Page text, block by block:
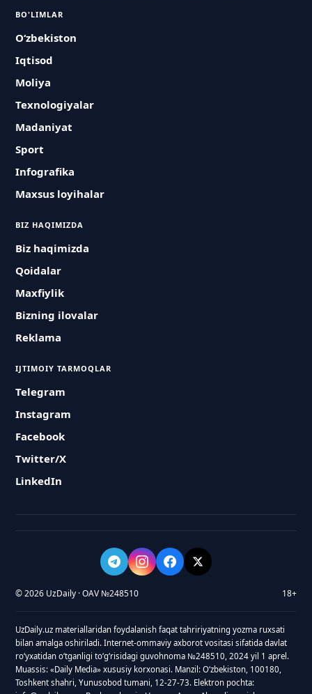
BO'LIMLAR
O‘zbekiston
Iqtisod
Moliya
Texnologiyalar
Madaniyat
Sport
Infografika
Maxsus loyihalar
BIZ HAQIMIZDA
Biz haqimizda
Qoidalar
Maxfiylik
Bizning ilovalar
Reklama
IJTIMOIY TARMOQLAR
Telegram
Instagram
Facebook
Twitter/X
LinkedIn
© 2026 UzDaily · OAV №248510 18+
UzDaily.uz materiallaridan foydalanish faqat tahririyatning yozma ruxsati
bilan amalga oshiriladi. Internet-ommaviy axborot vositasi sifatida davlat
roʻyxatidan oʻtganligi toʻgʻrisidagi guvohnoma №248510, 2024 yil 1 aprel.
Muassis: «Daily Media» xususiy korxonasi. Manzil: Oʻzbekiston, 100180,
Toshkent shahri, Yunusobod tumani, 12-27-73. Elektron pochta: